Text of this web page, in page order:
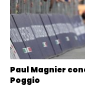
Paul Magnier
Poggio